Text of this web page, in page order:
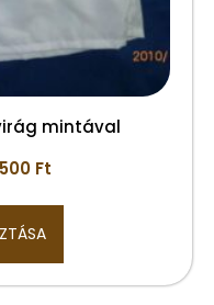
mintával
Ft